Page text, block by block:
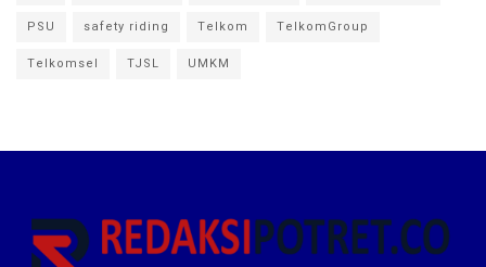
PSU
safety riding Telkom
TelkomGroup
Telkomsel
TJSL UMKM